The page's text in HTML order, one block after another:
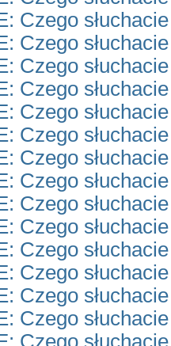
Czego
Czego
Czego
Czego
Czego
Czego
Czego
Czego
Czego
Czego
Czego
Czego
Czego
Czego
Czego